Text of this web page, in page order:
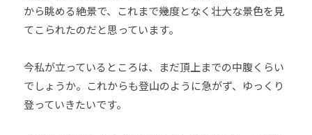
から眺める絶景で、これまで幾度となく壮大な景色を見
てこられたのだと思っています。
今私が立っているところは、まだ頂上までの中腹くらい
でしょうか。これからも登山のように急がず、ゆっくり
登っていきたいです。